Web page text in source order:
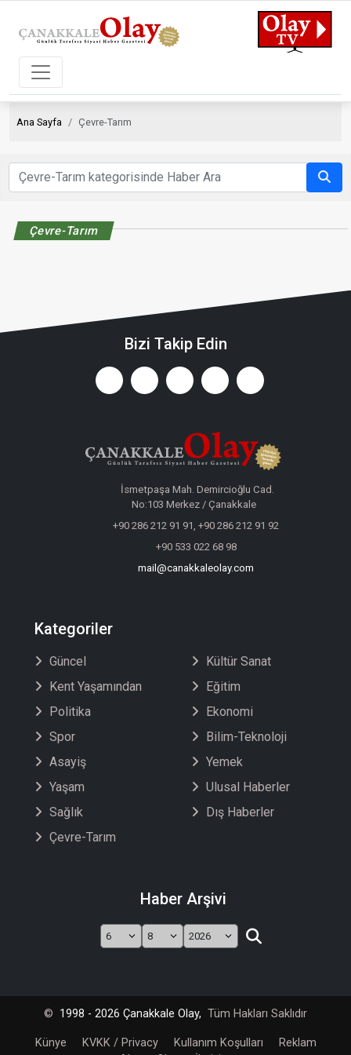
Ana Sayfa Çevre-Tarım
Çevre-Tarım
Bizi Takip Edin
İsmetpaşa Mah. Demircioğlu Cad.
No:103 Merkez / Çanakkale
+90 286 212 91 91, +90 286 212 91 92
+90 533 022 68 98
mail@canakkaleolay.com
Kategoriler
Güncel
Kent Yaşamından
Politika
Spor
Asayiş
Yaşam
Sağlık
Çevre-Tarım
Kültür Sanat
Eğitim
Ekonomi
Bilim-Teknoloji
Yemek
Ulusal Haberler
Dış Haberler
Haber Arşivi
© 1998 - 2026 Çanakkale Olay, Tüm Hakları Saklıdır
Künye KVKK / Privacy Kullanım Koşulları
Reklam